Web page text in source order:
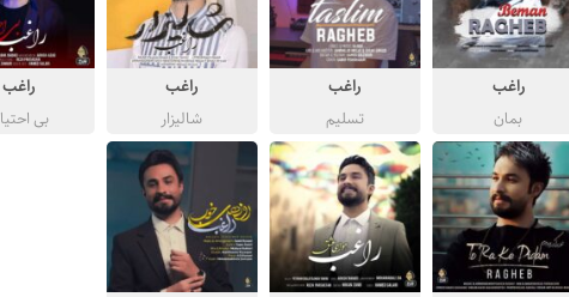
راغب
بمان
راغب
تسلیم
راغب
شالیزار
راغب
بی